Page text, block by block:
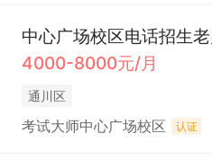
4000-8000元/月
通川区
考试大师中心广场校区 认证